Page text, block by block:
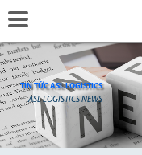
TIN TỨC ASL LOGISTICS
ASL LOGISTICS NEWS